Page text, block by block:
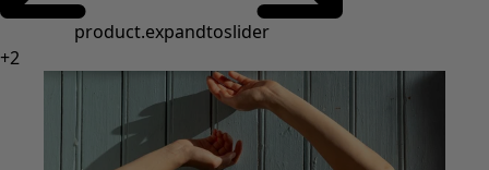
Styles de vétements
Vêtements en lin
Robes de style hippie
Grandes Tailles